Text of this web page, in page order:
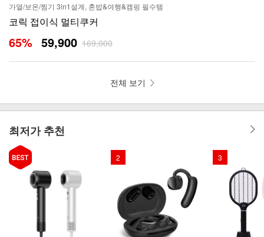
가열/보온/찜기 3in1설계, 혼밥&여행&캠핑 필수템
코릭 접이식 멀티쿠커
65% 59,900 169,000
전체 보기
최저가 추천
2 3